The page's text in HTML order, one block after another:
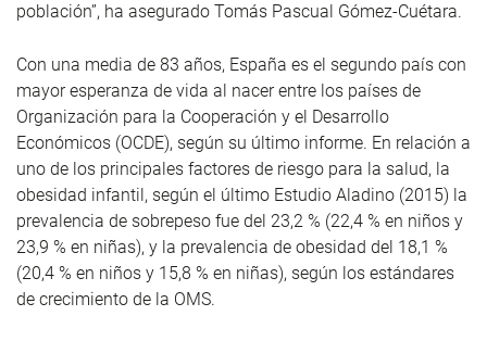
población”, ha asegurado Tomás Pascual Gómez-Cuétara.
Con una media de 83 años, España es el segundo país con
mayor esperanza de vida al nacer entre los países de
Organización para la Cooperación y el Desarrollo
Económicos (OCDE), según su último informe. En relación a
uno de los principales factores de riesgo para la salud, la
obesidad infantil, según el último Estudio Aladino (2015) la
prevalencia de sobrepeso fue del 23,2 % (22,4 % en niños y
23,9 % en niñas), y la prevalencia de obesidad del 18,1 %
(20,4 % en niños y 15,8 % en niñas), según los estándares
de crecimiento de la OMS.